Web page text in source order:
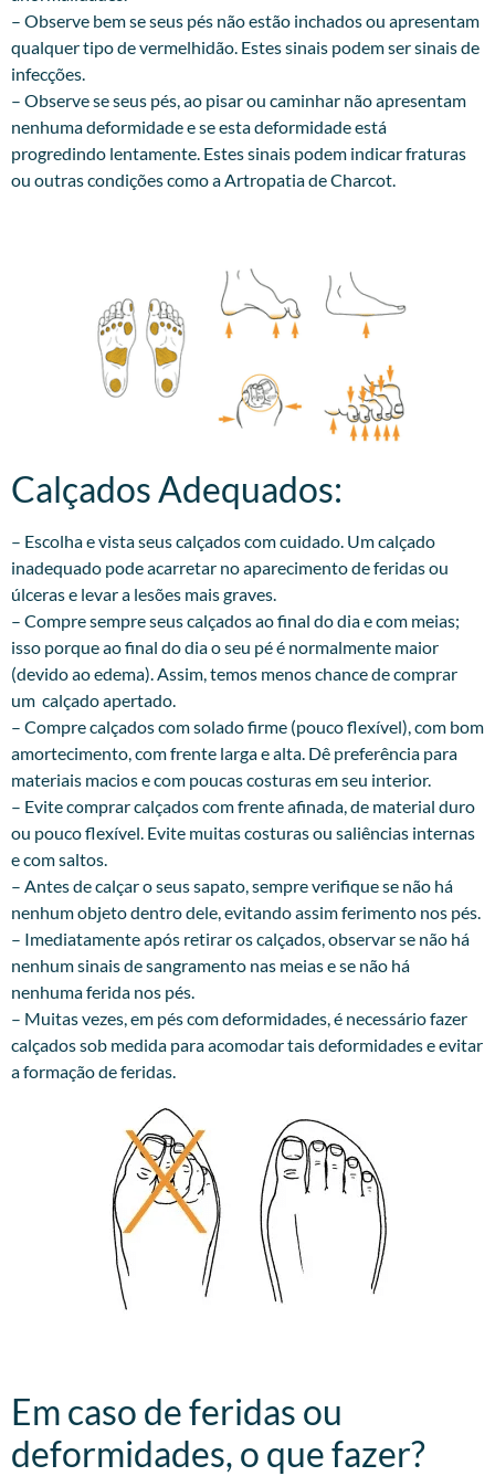
– Observe bem se seus pés não estão inchados ou apresentam
qualquer tipo de vermelhidão. Estes sinais podem ser sinais de
infecções.
– Observe se seus pés, ao pisar ou caminhar não apresentam
nenhuma deformidade e se esta deformidade está
progredindo lentamente. Estes sinais podem indicar fraturas
ou outras condições como a Artropatia de Charcot.
Calçados Adequados:​
– Escolha e vista seus calçados com cuidado. Um calçado
inadequado pode acarretar no aparecimento de feridas ou
úlceras e levar a lesões mais graves.
– Compre sempre seus calçados ao final do dia e com meias;
isso porque ao final do dia o seu pé é normalmente maior
(devido ao edema). Assim, temos menos chance de comprar
um calçado apertado.
– Compre calçados com solado firme (pouco flexível), com bom
amortecimento, com frente larga e alta. Dê preferência para
materiais macios e com poucas costuras em seu interior.
– Evite comprar calçados com frente afinada, de material duro
ou pouco flexível. Evite muitas costuras ou saliências internas
e com saltos.
– Antes de calçar o seus sapato, sempre verifique se não há
nenhum objeto dentro dele, evitando assim ferimento nos pés.
– Imediatamente após retirar os calçados, observar se não há
nenhum sinais de sangramento nas meias e se não há
nenhuma ferida nos pés.
– Muitas vezes, em pés com deformidades, é necessário fazer
calçados sob medida para acomodar tais deformidades e evitar
a formação de feridas.
Em caso de feridas ou
deformidades, o que fazer?​